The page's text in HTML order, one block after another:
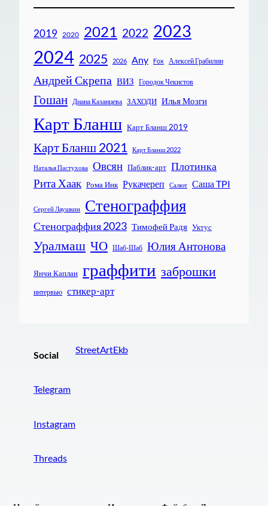
2019 2020 2021 2022 2023
2024 2025 2026 Any Fox Алексей Грабилин
Андрей Скрепа ВИЗ Городок Чекистов
Гошан Диана Казанцева ЗАХОДИ Илья Мозги
Карт Бланш Карт Бланш 2019
Карт Бланш 2021 Карт Бланш 2022
Наталья Пастухова Овсян Паблик-арт Плотинка
Рита Хаак Рома Инк Рукачереп Салют Саша TPI
Сергей Лаушкин Стенограффия
Стенограффия 2023 Тимофей Радя Уктус
Уралмаш ЧО Шаб-Шаб Юлия Антонова
Янчи Каплан граффити заброшки
интервью стикер-арт
Social
Telegram
Instagram
Threads
StreetArtEkb